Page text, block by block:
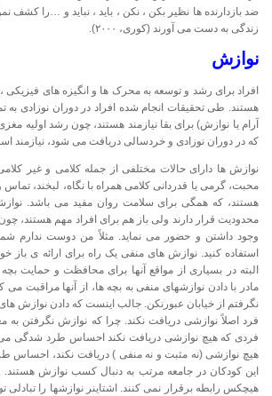
ضد بازدارنده ها نظیر بکن ، نکن ، باید ، نباید و …را کشف
زندگی به دست می آورند (کوری، ۲۰۰۰).
نوازش
افراد برای رشد و توسعه به محرک ها و انگیزه های فیزیکی ،
هستند. طی تحقیقات انجام شده افراد در دوران نوزادی
آرام یا نوازش) برای بقا نیازمند هستند، چون رشد اولیه
که در دوران نوزادی و خردسالی دریافت می شود، نیازمند
نوازش ها دارای حالات مختلفی از جمله کلامی و غیر
محبت، گرمی یا قدردانی کلامی همراه با نگاه، لبخند،
هستند، که همگی برای سلامت روان مفید می باشد.
محدودیت قرار دارند ولی باز هم برای افراد مهم هستند،
وجود داشتن و حضور می نماید. مثلاً من دوست ندارم
استفاده کنید. نوازش های منفی یک راه برای ارائه ی باز
البته در بسیاری از مواقع آنها برای محافظت و حمایت
مادر با دادن نوازشهای منفی به بچه ها، از آنها مراقبت می
نگرفتم از خیابان عبورنکن. جالب اینست که دادن نوازش
فرد اصلاً نوازشی دریافت نکند. چرا که نوازش نگرفتن به
فردی که هیچ نوازشی دریافت نکند احساس طرد شدگی می
هیچ نوازشی (نه مثبت و نه منفی ) دریافت نکند، احساس
این کودکان در جامعه مرتب به دنبال کسب نوازش هستند.
هیچکس رابطه برقرار نمی کنند. اشتاینر نوازشها را